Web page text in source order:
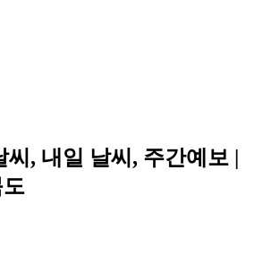
씨, 내일 날씨, 주간예보 |